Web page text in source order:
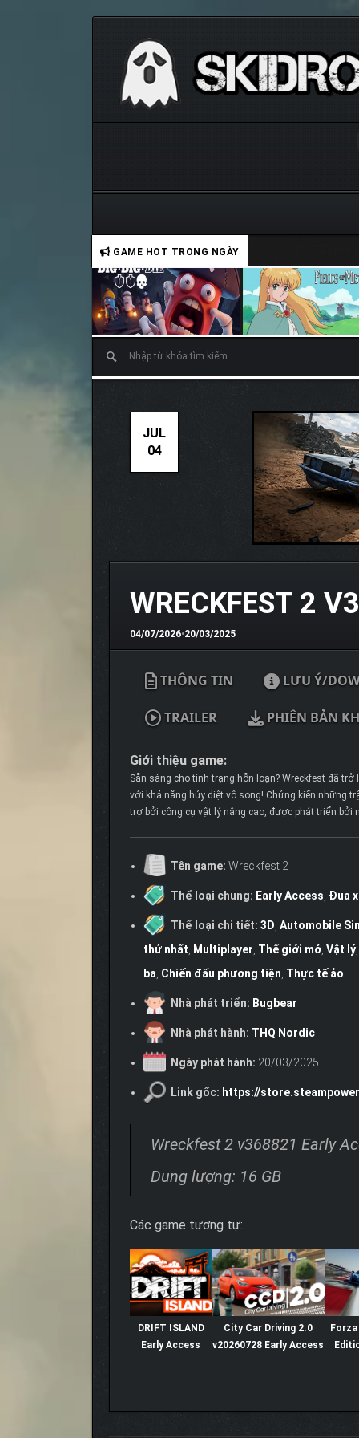
GAME HOT TRONG NGÀY
JUL
04
WRECKFEST 2
04/07/2026•20/03/2025
THÔNG TIN LƯU Ý/
TRAILER PHIÊN BẢN
Giới thiệu game:
Sẵn sàng cho tình trạng hỗn loạn? Wreckfest đã
với khả năng hủy diệt vô song! Chứng kiến ​​những
trợ bởi công cụ vật lý nâng cao, được phát triển bởi
Tên game: Wreckfest 2
Thể loại chung: Early Access, Đua
Thể loại chi tiết: 3D, Automobile
thứ nhất, Multiplayer, Thế giới mở, Vật lý
ba, Chiến đấu phương tiện, Thực tế ảo
Nhà phát triển: Bugbear
Nhà phát hành: THQ Nordic
Ngày phát hành: 20/03/2025
Link gốc: https://
Wreckfest 2 v368821 Early
Dung lượng: 16 GB
Các game tương tự:
DRIFT ISLAND
Early Access
City Car Driving 2.0
v20260728 Early Access